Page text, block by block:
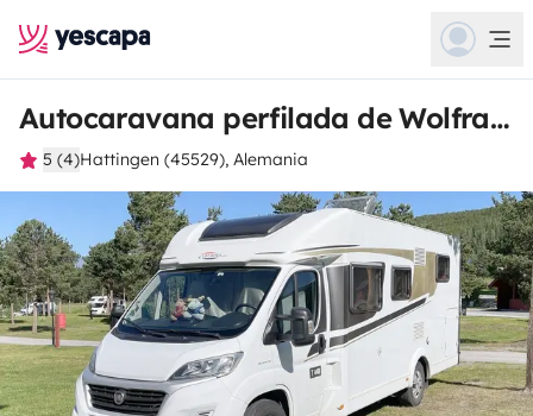
Autocaravana perfilada de Wolfram
5 (4)Hattingen (45529), Alemania